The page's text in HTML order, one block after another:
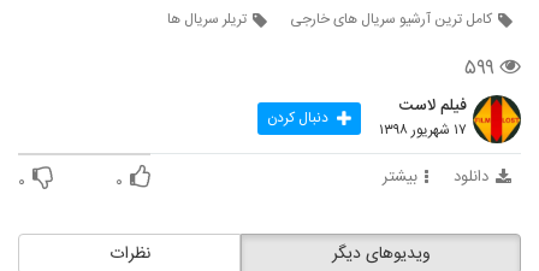
کامل ترین آرشیو سریال های خارجی
تریلر سریال ها
۵۹۹
فیلم لاست
۱۷ شهریور ۱۳۹۸ دنبال کردن
دانلود بیشتر ۰ ۰
نظرات ویدیوهای دیگر